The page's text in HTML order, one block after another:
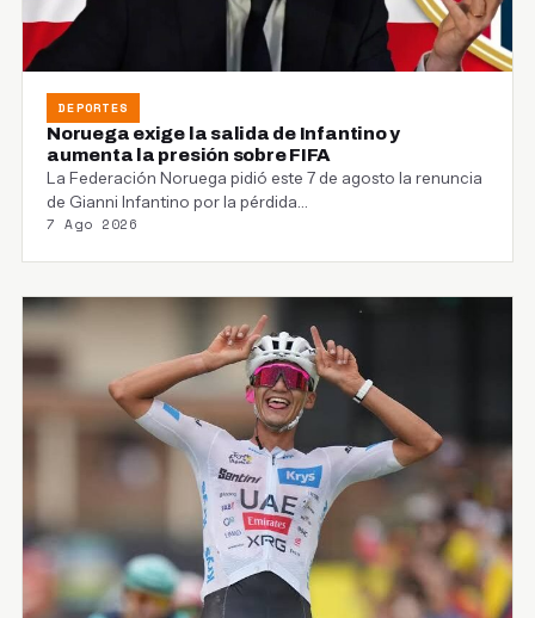
DEPORTES
Noruega exige la salida de Infantino y
aumenta la presión sobre FIFA
La Federación Noruega pidió este 7 de agosto la renuncia
de Gianni Infantino por la pérdida…
7 Ago 2026